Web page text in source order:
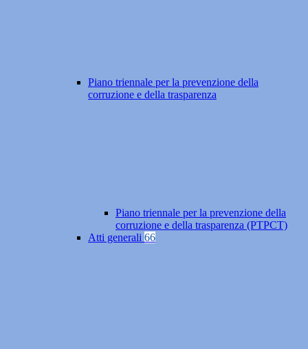
Piano triennale per la prevenzione della
corruzione e della trasparenza
Piano triennale per la prevenzione della
corruzione e della trasparenza (PTPCT)
Atti generali 66